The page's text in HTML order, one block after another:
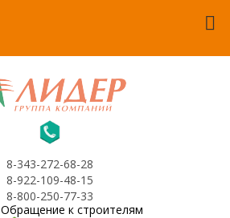
8-343-272-68-28
8-922-109-48-15
8-800-250-77-33
Обращение к строителям